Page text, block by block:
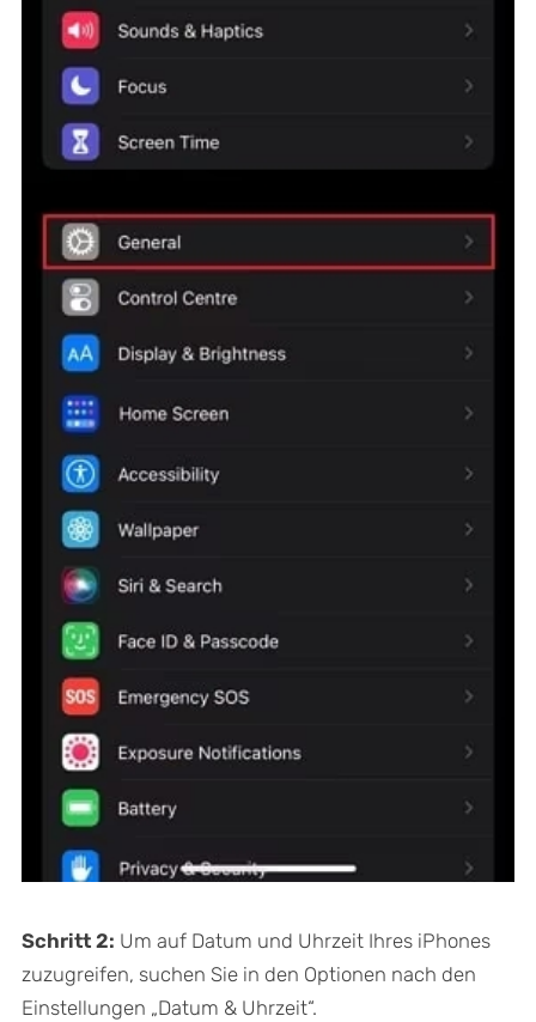
Schritt 2: Um auf Datum und Uhrzeit Ihres iPhones
zuzugreifen, suchen Sie in den Optionen nach den
Einstellungen „Datum & Uhrzeit“.